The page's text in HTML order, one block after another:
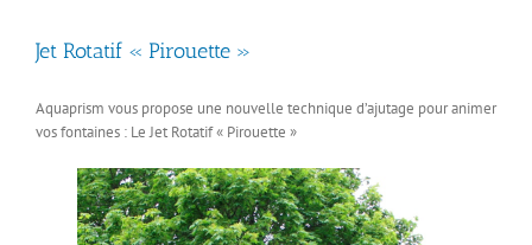
Jet Rotatif « Pirouette »
Aquaprism vous propose une nouvelle technique d’ajutage pour animer
vos fontaines : Le Jet Rotatif « Pirouette »